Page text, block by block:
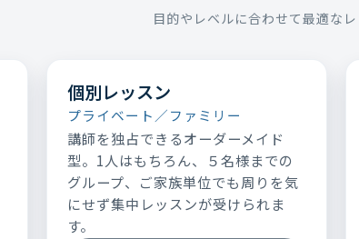
目的やレベルに合わせて最適な
個別レッスン
プライベート／ファミリー
講師を独占できるオーダーメイド
型。1人はもちろん、５名様までの
グループ、ご家族単位でも周りを気
にせず集中レッスンが受けられま
す。